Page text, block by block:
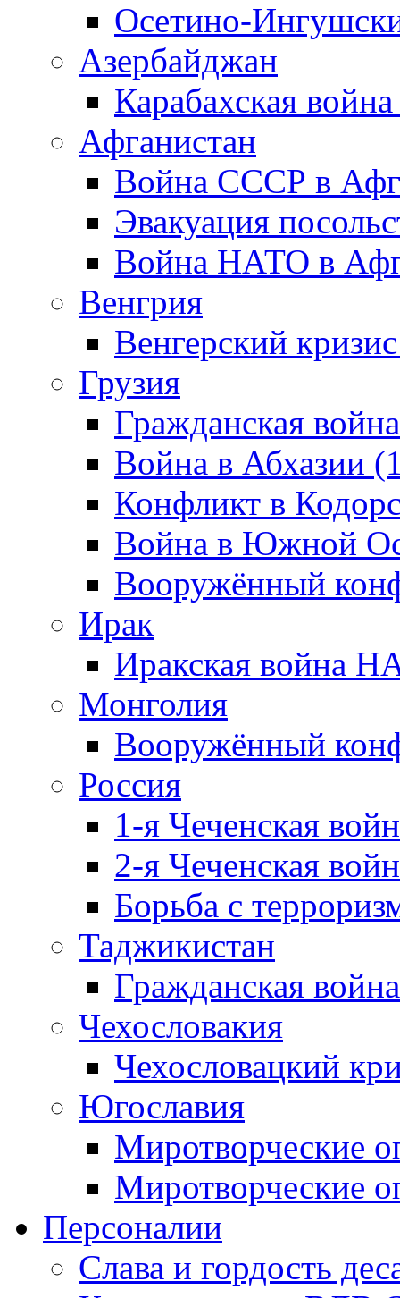
Осетино-
Азербайджан
Карабахская
Афганистан
Война СССР в
Эвакуация
Война НАТО в
Венгрия
Венгерский
Грузия
Гражданская
Война в Абхазии
Конфликт в
Война в Южной
Вооружённый
Ирак
Иракская война
Монголия
Вооружённый
Россия
1-я Чеченская
2-я Чеченская
Борьба с
Таджикистан
Гражданская
Чехословакия
Чехословацкий
Югославия
Миротворческие
Миротворческие
Персоналии
Слава и гордость